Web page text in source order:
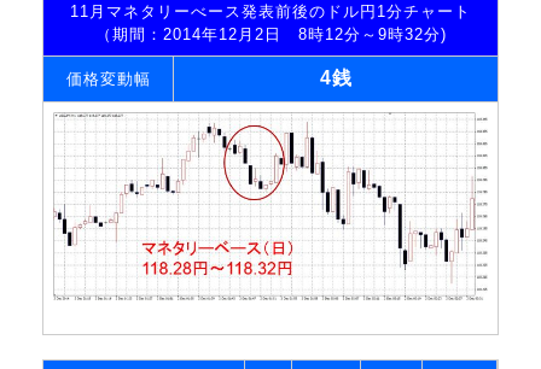
11月マネタリーべース発表前後のドル円1分チャート
（期間：2014年12月2日 8時12分～9時32分)
価格変動幅 4銭